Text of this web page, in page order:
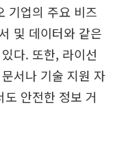
기업의 주요 비즈
및 데이터와 같은
다. 또한, 라이선
서나 기술 지원 자
안전한 정보 거